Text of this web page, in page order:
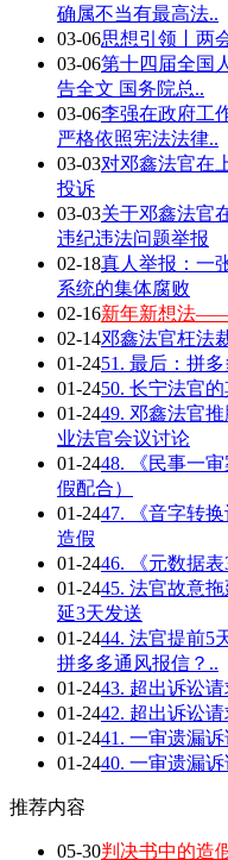
确属不当有最高法..
03-06思想引领丨两
03-06第十四届全国
告全文 国务院总..
03-06李强在政府工
严格依照宪法法律..
03-03对邓鑫法官在
投诉
03-03关于邓鑫法官
违纪违法问题举报
02-18真人举报：一
系统的集体腐败
02-16新年新想法
02-14邓鑫法官枉法
01-2451. 最后：拼
01-2450. 长宁法官
01-2449. 邓鑫法官
业法官会议讨论
01-2448. 《民事一
假配合）
01-2447. 《音字转
造假
01-2446. 《元数据
01-2445. 法官故意
延3天发送
01-2444. 法官提前5
拼多多通风报信？..
01-2443. 超出诉讼
01-2442. 超出诉讼
01-2441. 一审遗漏诉
01-2440. 一审遗漏诉
推荐内容
05-30判决书中的